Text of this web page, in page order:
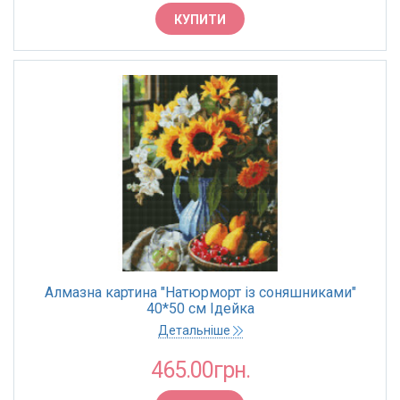
КУПИТИ
Алмазна картина "Натюрморт із соняшниками"
40*50 см Ідейка
Детальніше
465.00грн.